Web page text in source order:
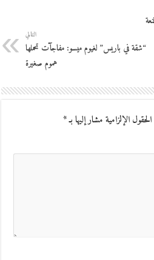
التالي
“شقة في باريس” لغيوم ميسو: مفاجآت تحملها
هموم صغيرة
الحقول الإلزامية مشار إليها بـ*